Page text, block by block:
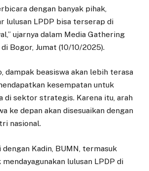
dengan banyak pihak,
lulusan LPDP bisa terserap di
ujarnya dalam Media Gathering
Bogor, Jumat (10/10/2025).
dampak beasiswa akan lebih terasa
kesempatan untuk
di sektor strategis. Karena itu, arah
ke depan akan disesuaikan dengan
nasional.
dengan Kadin, BUMN, termasuk
mendayagunakan lulusan LPDP di